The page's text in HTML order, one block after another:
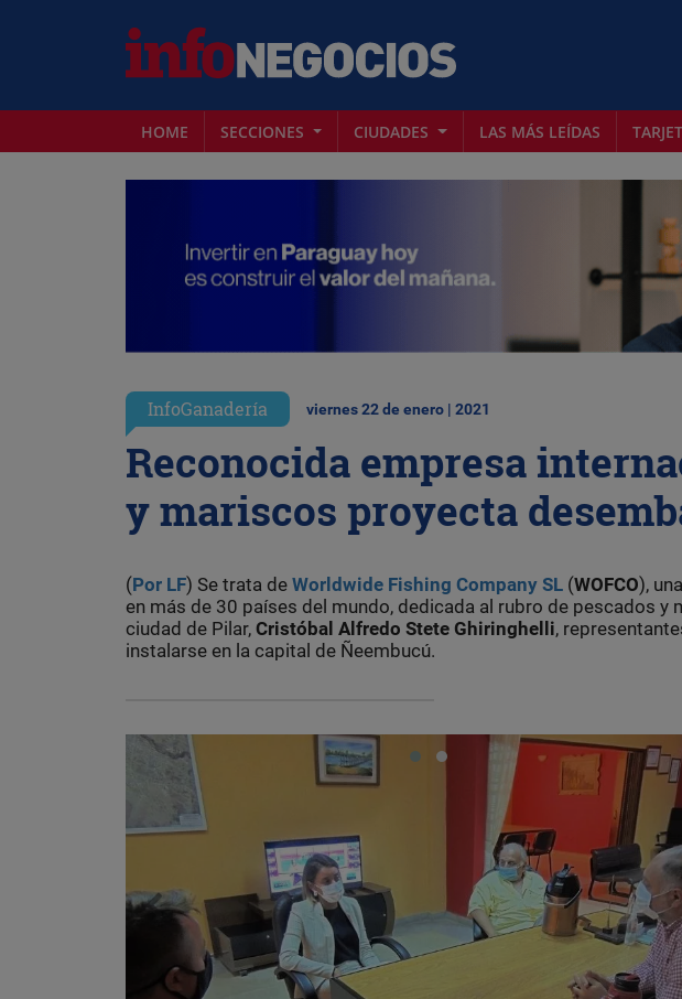
HOME SECCIONES CIUDADES LAS MÁS LEÍDAS
InfoGanadería viernes 22 de enero | 2021
Reconocida empresa
y mariscos proyecta
(Por LF) Se trata de Worldwide Fishing Company SL (WOFCO),
en más de 30 países del mundo, dedicada al rubro de pescados y
ciudad de Pilar, Cristóbal Alfredo Stete Ghiringhelli,
instalarse en la capital de Ñeembucú.